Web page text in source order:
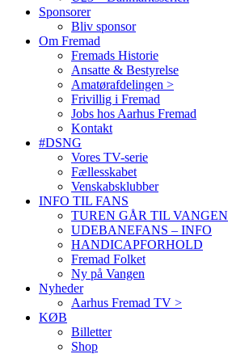
Sponsorer
Bliv sponsor
Om Fremad
Fremads Historie
Ansatte & Bestyrelse
Amatørafdelingen >
Frivillig i Fremad
Jobs hos Aarhus Fremad
Kontakt
#DSNG
Vores TV-serie
Fællesskabet
Venskabsklubber
INFO TIL FANS
TUREN GÅR TIL VANGEN
UDEBANEFANS – INFO
HANDICAPFORHOLD
Fremad Folket
Ny på Vangen
Nyheder
Aarhus Fremad TV >
KØB
Billetter
Shop